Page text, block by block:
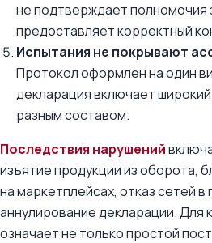
не подтверждает полномочия
предоставляет корректный
Испытания не покрывают
Протокол оформлен на один
декларация включает
разным составом.
Последствия нарушений
изъятие продукции из оборота,
на маркетплейсах, отказ сетей
аннулирование декларации. Для
означает не только простой